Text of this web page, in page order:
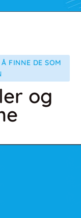
FINNE DE SOM
og